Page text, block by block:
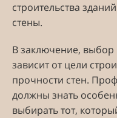
строительства
стены.
В заключение, выбор
зависит от цели
прочности стен.
должны знать
выбирать тот,